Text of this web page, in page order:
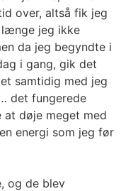
over, altså fik jeg
længe jeg ikke
da jeg begyndte i
i gang, gik det
samtidig med jeg
det fungerede
døje meget med
energi som jeg før
og de blev